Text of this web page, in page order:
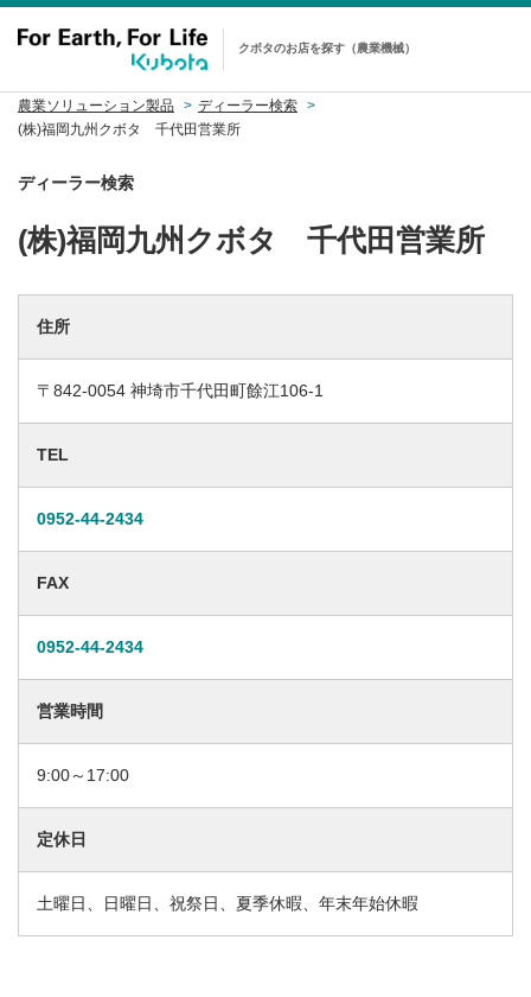
クボタのお店を探す（農業機械）
農業ソリューション製品
ディーラー検索
(株)福岡九州クボタ 千代田営業所
ディーラー検索
(株)福岡九州クボタ 千代田営業所
住所
〒842-0054 神埼市千代田町餘江106-1
TEL
0952-44-2434
FAX
0952-44-2434
営業時間
9:00～17:00
定休日
土曜日、日曜日、祝祭日、夏季休暇、年末年始休暇